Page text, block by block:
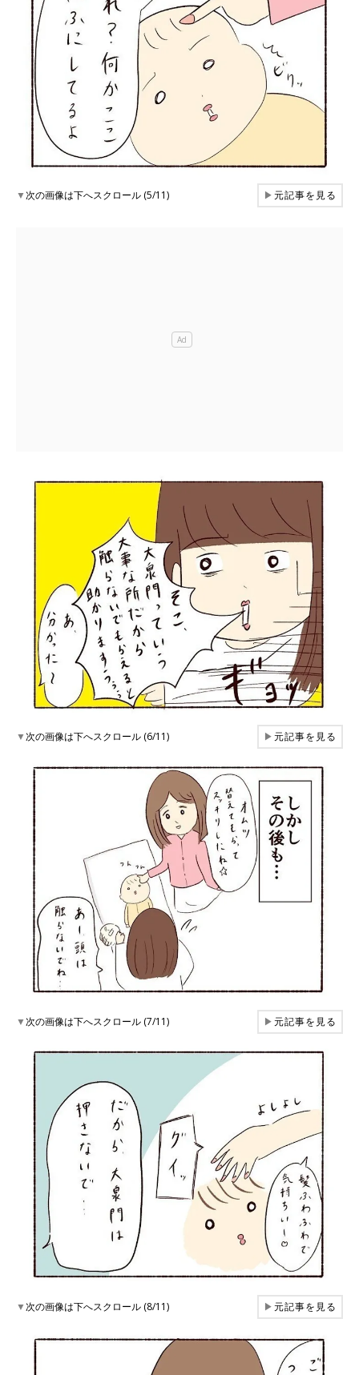
▼次の画像は下へスクロール (5/11) ▶元記事を見る
▼次の画像は下へスクロール (6/11) ▶元記事を見る
▼次の画像は下へスクロール (7/11) ▶元記事を見る
▼次の画像は下へスクロール (8/11) ▶元記事を見る